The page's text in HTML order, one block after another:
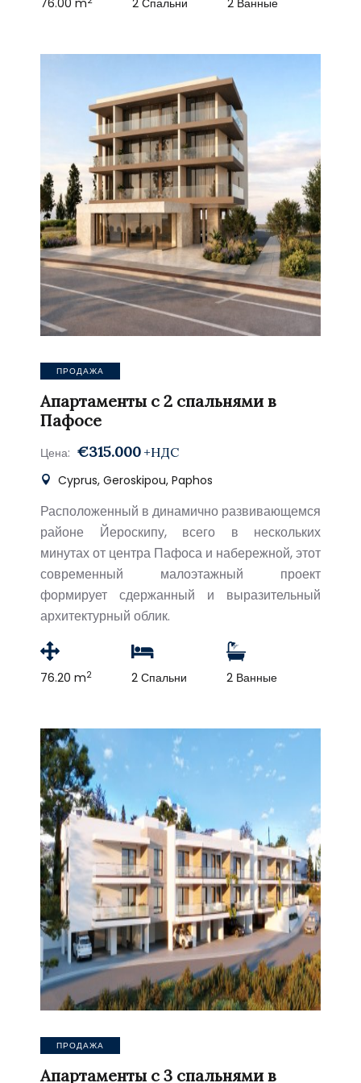
76.00 m 2 Спальни 2 Ванные
ПРОДАЖА
Апартаменты с 2 спальнями в
Пафосе
Цена: €315.000 +НДС
Cyprus, Geroskipou, Paphos
Расположенный в динамично развивающемся
районе Йероскипу, всего в нескольких
минутах от центра Пафоса и набережной, этот
современный малоэтажный проект
формирует сдержанный и выразительный
архитектурный облик.
76.20 m2 2 Спальни 2 Ванные
ПРОДАЖА
Апартаменты с 3 спальнями в